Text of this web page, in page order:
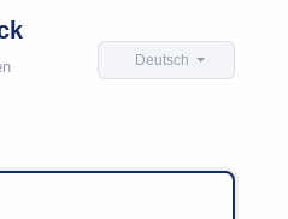
Deutsch